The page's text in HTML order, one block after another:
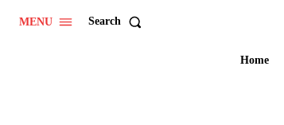
MENU Search
Home